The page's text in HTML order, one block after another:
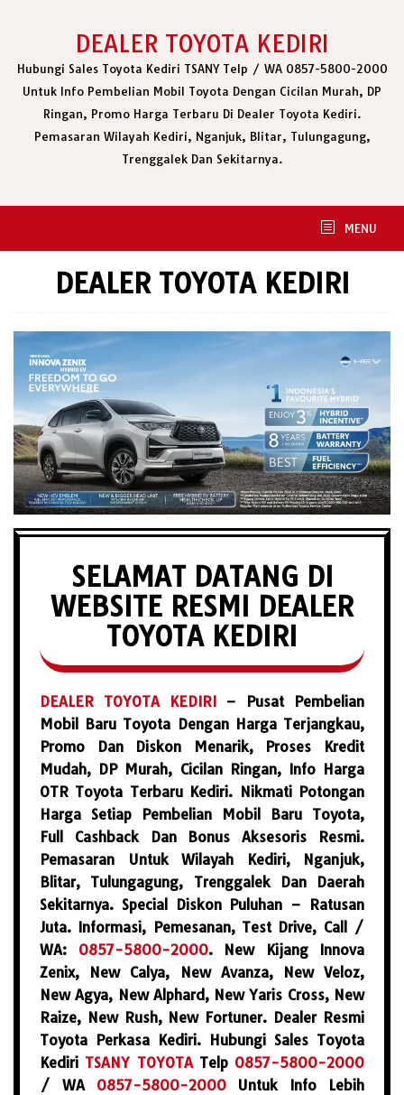
DEALER TOYOTA KEDIRI
Hubungi Sales Toyota Kediri TSANY Telp / WA 0857-5800-2000
Untuk Info Pembelian Mobil Toyota Dengan Cicilan Murah, DP
Ringan, Promo Harga Terbaru Di Dealer Toyota Kediri.
Pemasaran Wilayah Kediri, Nganjuk, Blitar, Tulungagung,
Trenggalek Dan Sekitarnya.
MENU
DEALER TOYOTA KEDIRI
SELAMAT DATANG DI
WEBSITE RESMI DEALER
TOYOTA KEDIRI
DEALER TOYOTA KEDIRI– Pusat Pembelian
Mobil Baru Toyota Dengan Harga Terjangkau,
Promo Dan Diskon Menarik, Proses Kredit
Mudah, DP Murah, Cicilan Ringan, Info Harga
OTR Toyota Terbaru Kediri. Nikmati Potongan
Harga Setiap Pembelian Mobil Baru Toyota,
Full Cashback Dan Bonus Aksesoris Resmi.
Pemasaran Untuk Wilayah Kediri, Nganjuk,
Blitar, Tulungagung, Trenggalek Dan Daerah
Sekitarnya. Special Diskon Puluhan – Ratusan
Juta. Informasi, Pemesanan, Test Drive, Call /
WA: 0857-5800-2000. New Kijang Innova
Zenix, New Calya, New Avanza, New Veloz,
New Agya, New Alphard, New Yaris Cross, New
Raize, New Rush, New Fortuner. Dealer Resmi
Toyota Perkasa Kediri. Hubungi Sales Toyota
Kediri TSANY TOYOTATelp 0857-5800-2000
/ WA 0857-5800-2000Untuk Info Lebih